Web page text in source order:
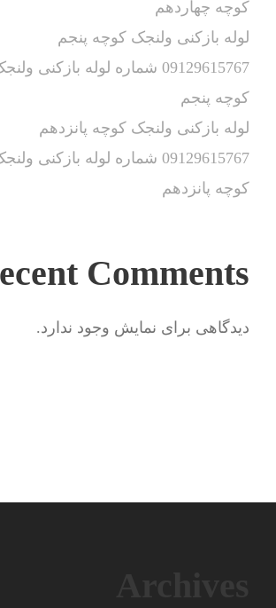
کوچه چهاردهم
لوله بازکنی ولنجک کوچه پنجم
09129615767 شماره لوله بازکنی
کوچه پنجم
لوله بازکنی ولنجک کوچه پانزدهم
09129615767 شماره لوله بازکنی
کوچه پانزدهم
Comments
دیدگاهی برای نمایش وجود ندارد.